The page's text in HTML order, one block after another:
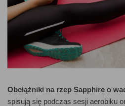
Obciążniki na rzep Sapphire o
spisują się podczas sesji aerobiku